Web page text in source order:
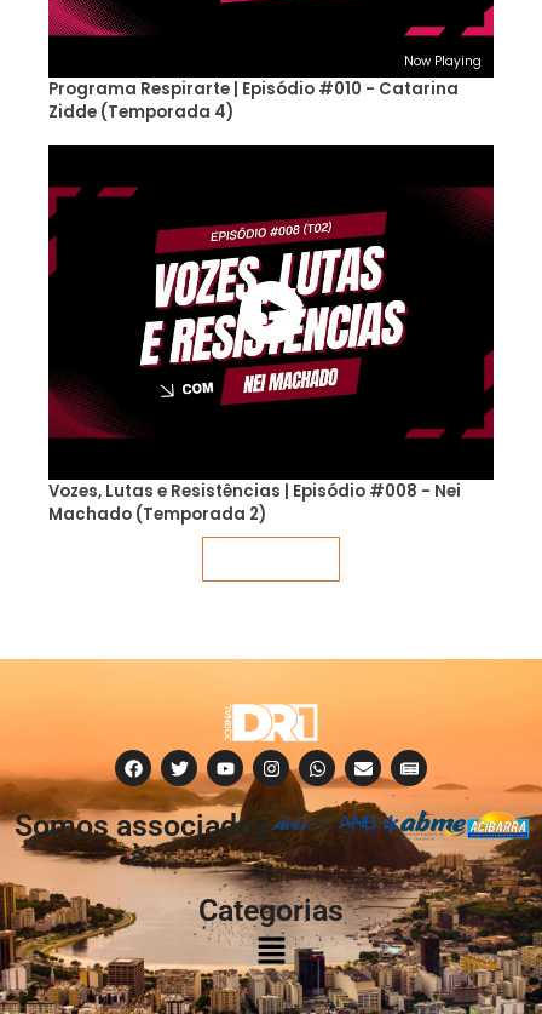
Now Playing
Programa Respirarte | Episódio #010 - Catarina
Zidde (Temporada 4)
Vozes, Lutas e Resistências | Episódio #008 - Nei
Machado (Temporada 2)
Somos associados
à:
Categorias